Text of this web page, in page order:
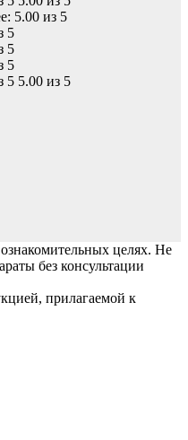
5.00 из 5
целях. Не
без консультации
прилагаемой к